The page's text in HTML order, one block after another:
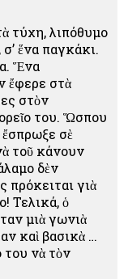
τύχη, λιπόθυμο
ἕνα παγκάκι.
Ἕνα
ἔφερε στὰ
στὸν
του. Ὥσπου
ἔσπρωξε σὲ
τοῦ κάνουν
δὲν
πρόκειται γιὰ
Τελικά, ὁ
μιὰ γωνιὰ
καὶ βασικὰ …
του νὰ τὸν